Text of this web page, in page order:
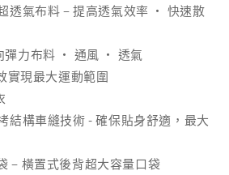
透氣布料 – 提高透氣效率 ‧ 快速散
彈力布料 ‧ 通風 ‧ 透氣
現最大運動範圍
結構車縫技術 - 確保貼身舒適，最大
– 橫置式後背超大容量口袋